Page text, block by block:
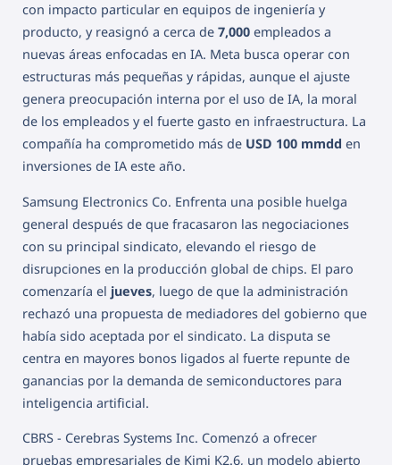
con impacto particular en equipos de ingeniería y
producto, y reasignó a cerca de 7,000 empleados a
nuevas áreas enfocadas en IA. Meta busca operar con
estructuras más pequeñas y rápidas, aunque el ajuste
genera preocupación interna por el uso de IA, la moral
de los empleados y el fuerte gasto en infraestructura. La
compañía ha comprometido más de USD 100 mmdd en
inversiones de IA este año.
Samsung Electronics Co. Enfrenta una posible huelga
general después de que fracasaron las negociaciones
con su principal sindicato, elevando el riesgo de
disrupciones en la producción global de chips. El paro
comenzaría el jueves, luego de que la administración
rechazó una propuesta de mediadores del gobierno que
había sido aceptada por el sindicato. La disputa se
centra en mayores bonos ligados al fuerte repunte de
ganancias por la demanda de semiconductores para
inteligencia artificial.
CBRS - Cerebras Systems Inc. Comenzó a ofrecer
pruebas empresariales de Kimi K2.6, un modelo abierto